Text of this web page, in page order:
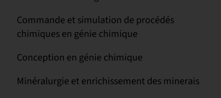
Commande et simulation de procédés
chimiques en génie chimique
Conception en génie chimique
Minéralurgie et enrichissement des minerais